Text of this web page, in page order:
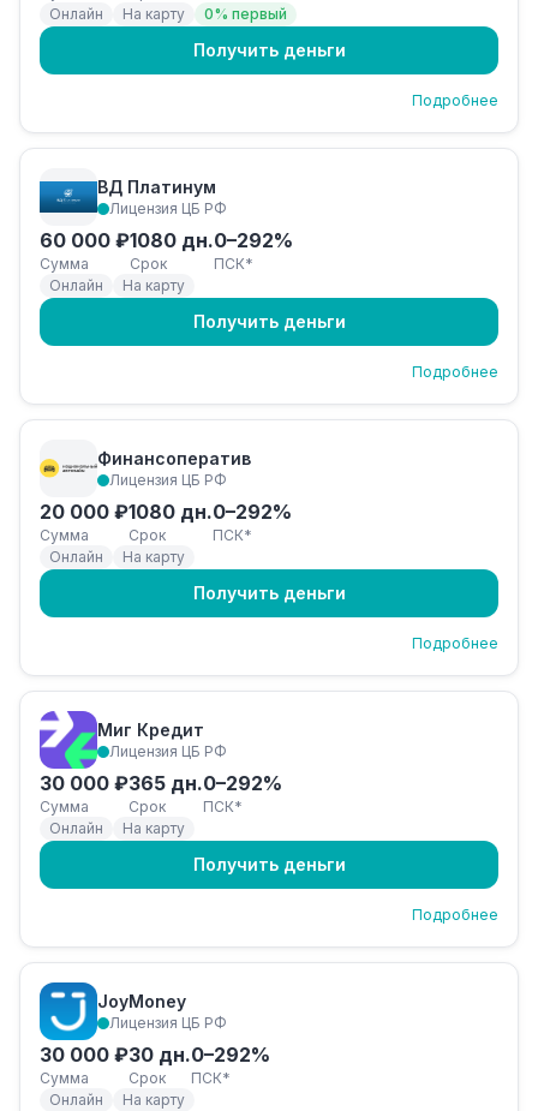
Онлайн
На карту 0% первый
Получить деньги
Подробнее
ВД Платинум
Лицензия ЦБ РФ
60 000 ₽
Сумма
1080 дн.
Срок
0–292%
ПСК*
Онлайн
На карту
Получить деньги
Подробнее
Финансоператив
Лицензия ЦБ РФ
20 000 ₽
Сумма
1080 дн.
Срок
0–292%
ПСК*
Онлайн
На карту
Получить деньги
Подробнее
Миг Кредит
Лицензия ЦБ РФ
30 000 ₽
Сумма
365 дн.
Срок
0–292%
ПСК*
Онлайн
На карту
Получить деньги
Подробнее
JoyMoney
Лицензия ЦБ РФ
30 000 ₽
Сумма
30 дн.
Срок
0–292%
ПСК*
Онлайн
На карту